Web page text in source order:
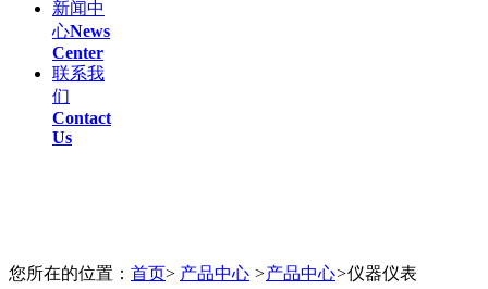
新闻中
心News
Center
联系我
们
Contact
Us
您所在的位置： 首页> 产品中心 >产品中心>仪器仪表